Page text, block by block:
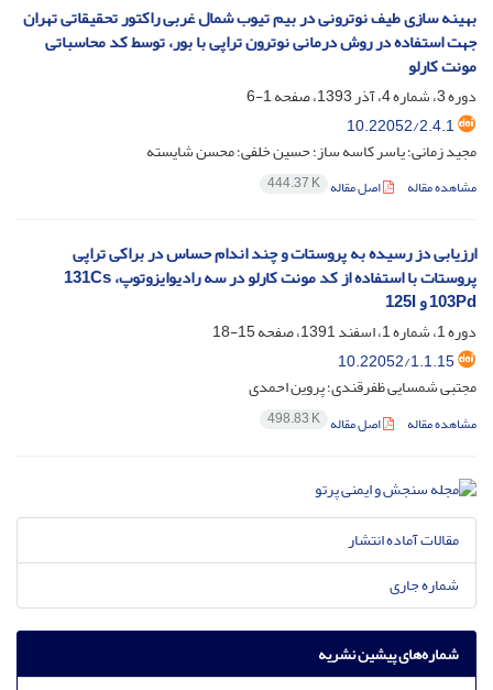
بهینه سازی طیف نوترونی در بیم تیوب شمال غربی راکتور تحقیقاتی تهران
جهت استفاده در روش درمانی نوترون تراپی با بور، توسط کد محاسباتی
مونت کارلو
دوره 3، شماره 4، آذر 1393، صفحه
1-6
10.22052/2.4.1
مجید زمانی؛ یاسر کاسه ساز؛ حسین خلفی؛ محسن شایسته
مشاهده مقاله اصل مقاله 444.37 K
ارزیابی دز رسیده به پروستات و چند اندام حساس در براکی تراپی
پروستات با استفاده از کد مونت کارلو در سه رادیوایزوتوپ131Cs ،
103Pd و 125I
دوره 1، شماره 1، اسفند 1391، صفحه
15-18
10.22052/1.1.15
مجتبی شمسایی ظفرقندی؛ پروین احمدی
مشاهده مقاله اصل مقاله 498.83 K
مقالات آماده انتشار
شماره جاری
شماره‌های پیشین نشریه